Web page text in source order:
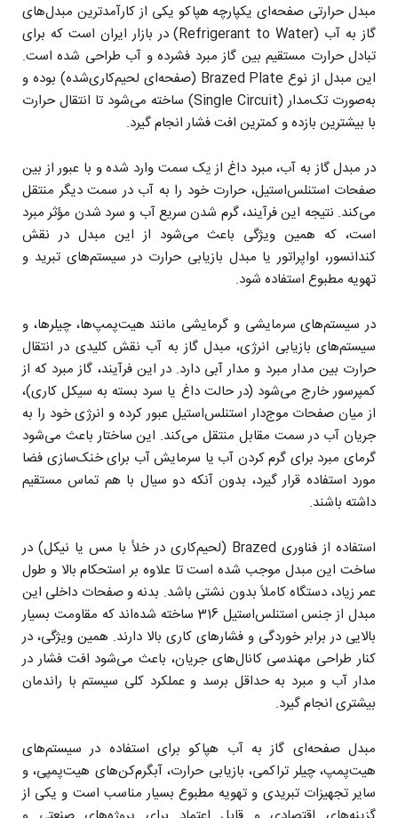
مبدل حرارتی صفحه‌ای یکپارچه هپاکو یکی از کارآمدترین مبدل‌های
گاز به آب (Refrigerant to Water) در بازار ایران است که برای
تبادل حرارت مستقیم بین گاز مبرد فشرده و آب طراحی شده است.
این مبدل از نوع Brazed Plate (صفحه‌ای لحیم‌کاری‌شده) بوده و
به‌صورت تک‌مدار (Single Circuit) ساخته می‌شود تا انتقال حرارت
با بیشترین بازده و کمترین افت فشار انجام گیرد.
در مبدل گاز به آب، مبرد داغ از یک سمت وارد شده و با عبور از بین
صفحات استنلس‌استیل، حرارت خود را به آب در سمت دیگر منتقل
می‌کند. نتیجه این فرآیند، گرم شدن سریع آب و سرد شدن مؤثر مبرد
است، که همین ویژگی باعث می‌شود از این مبدل در نقش
کندانسور، اواپراتور یا مبدل بازیابی حرارت در سیستم‌های تبرید و
تهویه مطبوع استفاده شود.
در سیستم‌های سرمایشی و گرمایشی مانند هیت‌پمپ‌ها، چیلرها، و
سیستم‌های بازیابی انرژی، مبدل گاز به آب نقش کلیدی در انتقال
حرارت بین مدار مبرد و مدار آبی دارد. در این فرآیند، گاز مبرد که از
کمپرسور خارج می‌شود (در حالت داغ یا سرد بسته به سیکل کاری)،
از میان صفحات موج‌دار استنلس‌استیل عبور کرده و انرژی خود را به
جریان آب در سمت مقابل منتقل می‌کند. این ساختار باعث می‌شود
گرمای مبرد برای گرم کردن آب یا سرمایش آب برای خنک‌سازی فضا
مورد استفاده قرار گیرد، بدون آنکه دو سیال با هم تماس مستقیم
داشته باشند.
استفاده از فناوری Brazed (لحیم‌کاری در خلأ با مس یا نیکل) در
ساخت این مبدل موجب شده است تا علاوه بر استحکام بالا و طول
عمر زیاد، دستگاه کاملاً بدون نشتی باشد. بدنه و صفحات داخلی این
مبدل از جنس استنلس‌استیل 316 ساخته شده‌اند که مقاومت بسیار
بالایی در برابر خوردگی و فشارهای کاری بالا دارند. همین ویژگی، در
کنار طراحی مهندسی کانال‌های جریان، باعث می‌شود افت فشار در
مدار آب و مبرد به حداقل برسد و عملکرد کلی سیستم با راندمان
بیشتری انجام گیرد.
مبدل صفحه‌ای گاز به آب هپاکو برای استفاده در سیستم‌های
هیت‌پمپ، چیلر تراکمی، بازیابی حرارت، آبگرم‌کن‌های هیت‌پمپی، و
سایر تجهیزات تبریدی و تهویه مطبوع بسیار مناسب است و یکی از